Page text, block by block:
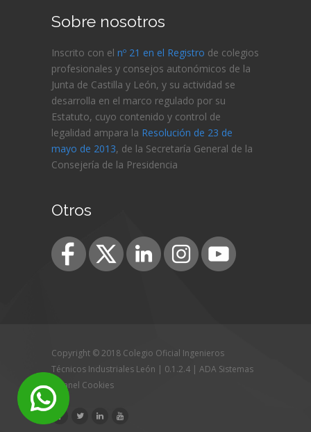
Sobre nosotros
Inscrito con el nº 21 en el Registro de colegios
profesionales y consejos autonómicos de la
Junta de Castilla y León, y su actividad se
desarrolla en el marco regulado por su
Estatuto, cuyo contenido y control de
legalidad ampara la Resolución de 23 de
mayo de 2013, de la Secretaría General de la
Consejería de la Presidencia
Otros
Copyright © 2018 Colegio Oficial Ingenieros
Técnicos Industriales León | 0.1.2.4 | ADA Sistemas
Panel Cookies